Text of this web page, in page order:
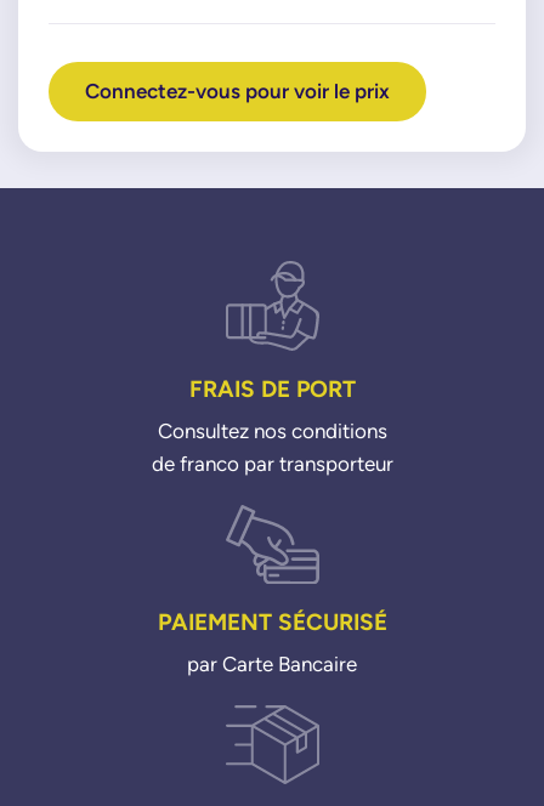
Connectez-vous pour voir le prix
FRAIS DE PORT
Consultez nos conditions
de franco par transporteur
PAIEMENT SÉCURISÉ
par Carte Bancaire